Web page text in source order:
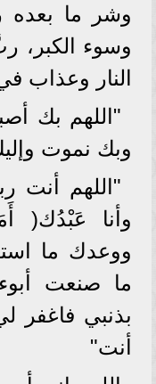
وشر ما
وسوء
النار وعذاب
"اللهم بك
وبك نموت
"اللهم أنت
وأنا عَبْدُك(
ووعدك ما
ما صنعت
بذنبي فاغفر
أنت"